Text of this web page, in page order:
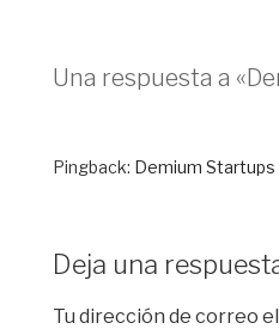
Una respuesta a
Pingback: Demium Startups
Deja una
Tu dirección de correo